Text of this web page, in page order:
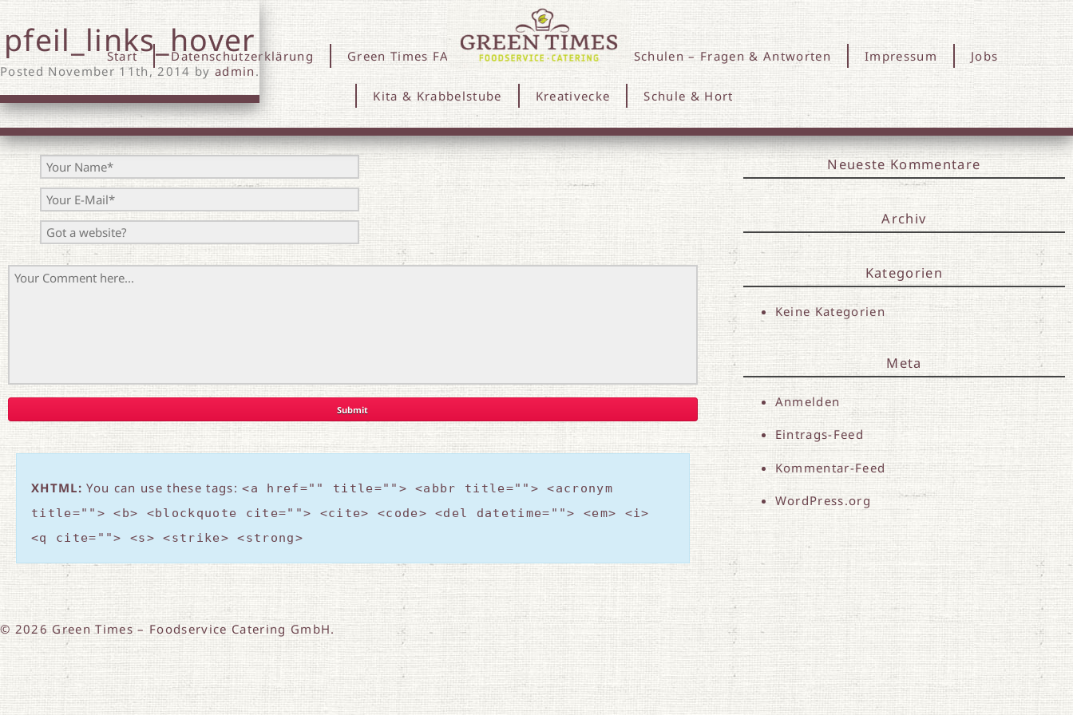
Start Datenschutzerklärung Green Times FAQ Schulen Green Times Schulen – Fragen & Antworten Impressum Jobs
Kita & Krabbelstube Kreativecke Schule & Hort
pfeil_links_hover
Posted November 11th, 2014 by admin.
Leave a Reply
XHTML: You can use these tags:<a href="" title=""> <abbr title=""> <acronym
title=""> <b> <blockquote cite=""> <cite> <code> <del datetime=""> <em> <i>
<q cite=""> <s> <strike> <strong>
Search
for:
Neueste Kommentare
Archiv
Kategorien
Keine Kategorien
Meta
Anmelden
Eintrags-Feed
Kommentar-Feed
WordPress.org
© 2026 Green Times – Foodservice Catering GmbH.